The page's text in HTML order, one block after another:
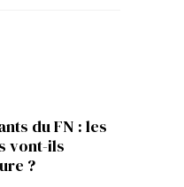
du FN : les
vont-ils
?